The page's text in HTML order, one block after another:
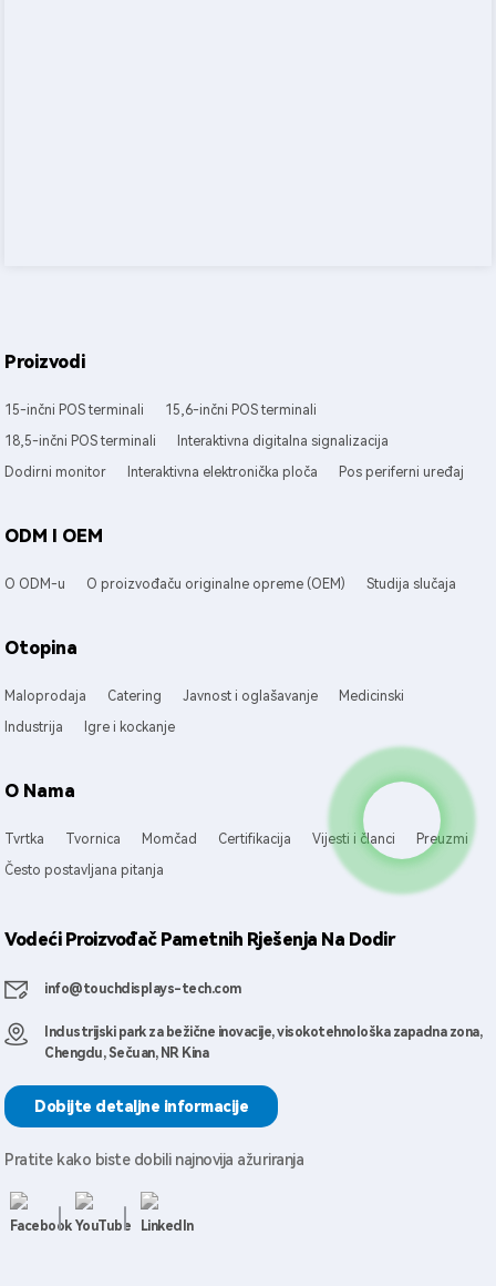
Proizvodi
15-inčni POS terminali
15,6-inčni POS terminali
18,5-inčni POS terminali
Interaktivna digitalna signalizacija
Dodirni monitor
Interaktivna elektronička ploča Pos periferni uređaj
ODM I OEM
O ODM-u O proizvođaču originalne opreme (OEM) Studija slučaja
Otopina
Maloprodaja Catering Javnost i oglašavanje
Medicinski
Industrija
Igre i kockanje
O Nama
Tvrtka Tvornica Momčad Certifikacija Vijesti i članci
Preuzmi
Često postavljana pitanja
Vodeći Proizvođač Pametnih Rješenja Na Dodir
info@touchdisplays-tech.com
Industrijski park za bežične inovacije, visokotehnološka zapadna zona,
Chengdu, Sečuan, NR Kina
Dobijte detaljne informacije
Pratite kako biste dobili najnovija ažuriranja